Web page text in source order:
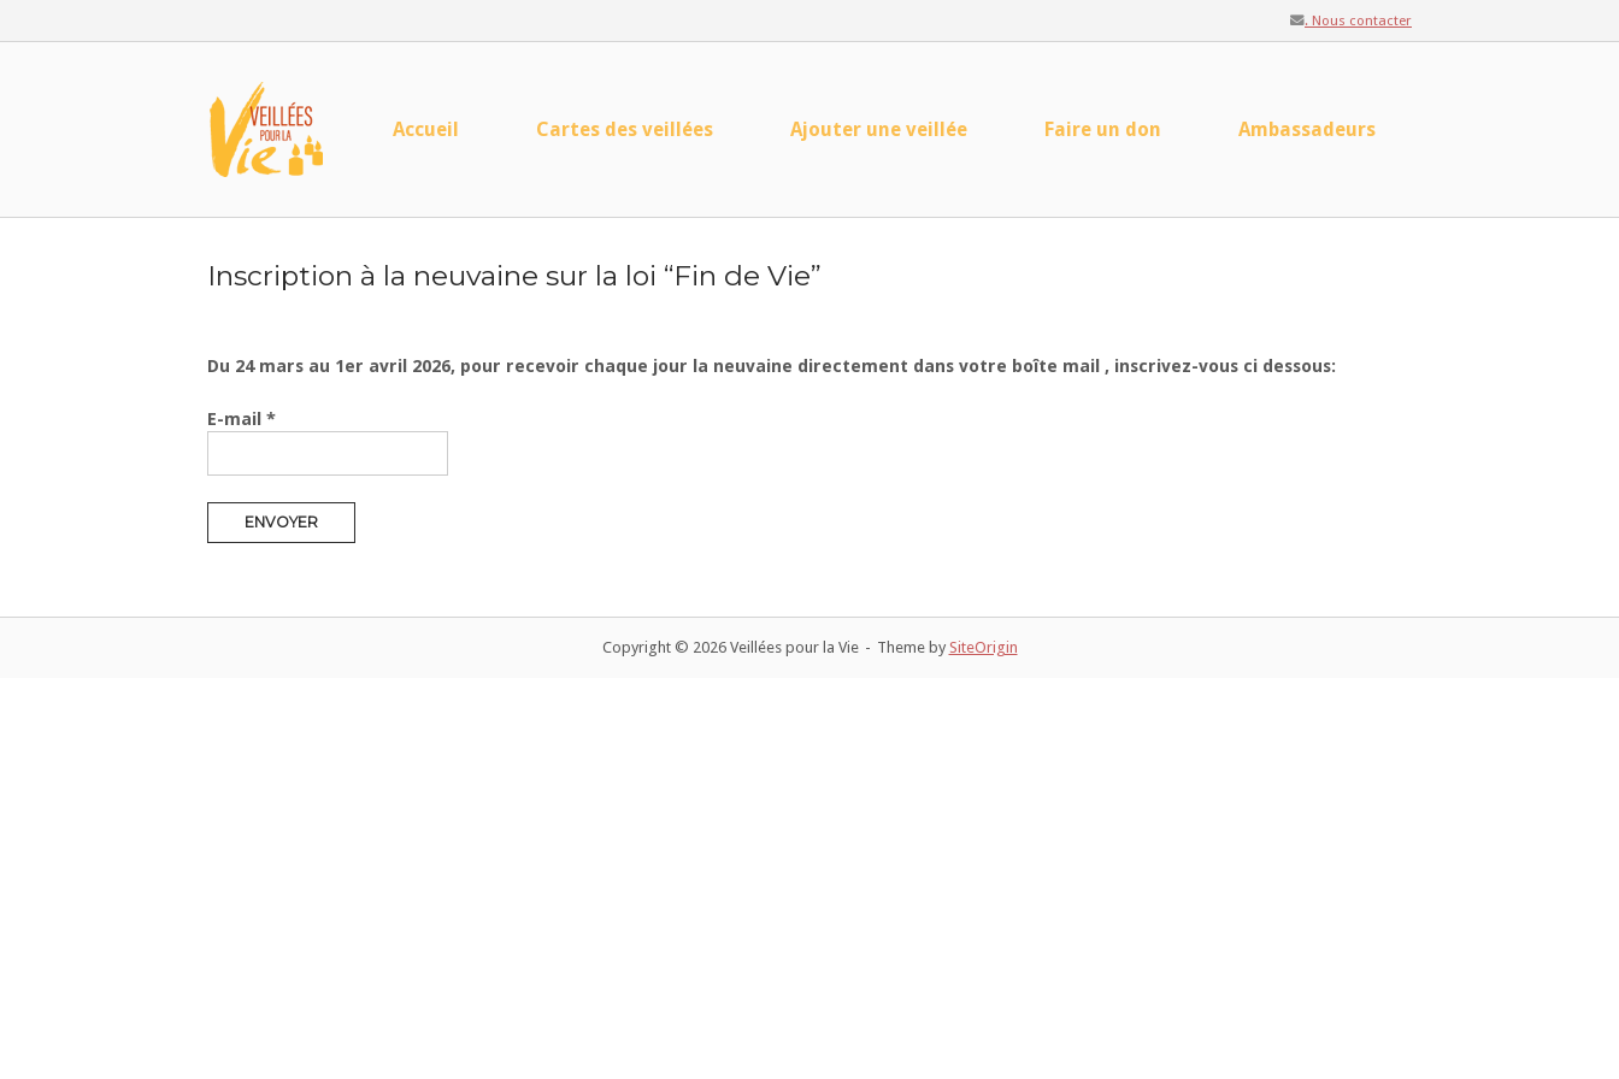
to
. Nous contacter
Accueil Cartes des veillées Ajouter une veillée Faire un don Ambassadeurs
Inscription à la neuvaine sur la loi “Fin de Vie”
Du 24 mars au 1er avril 2026, pour recevoir chaque jour la neuvaine directement dans votre boîte mail , inscrivez-vous ci dessous:
E-mail *
Copyright © 2026 Veillées pour la Vie Theme by SiteOrigin